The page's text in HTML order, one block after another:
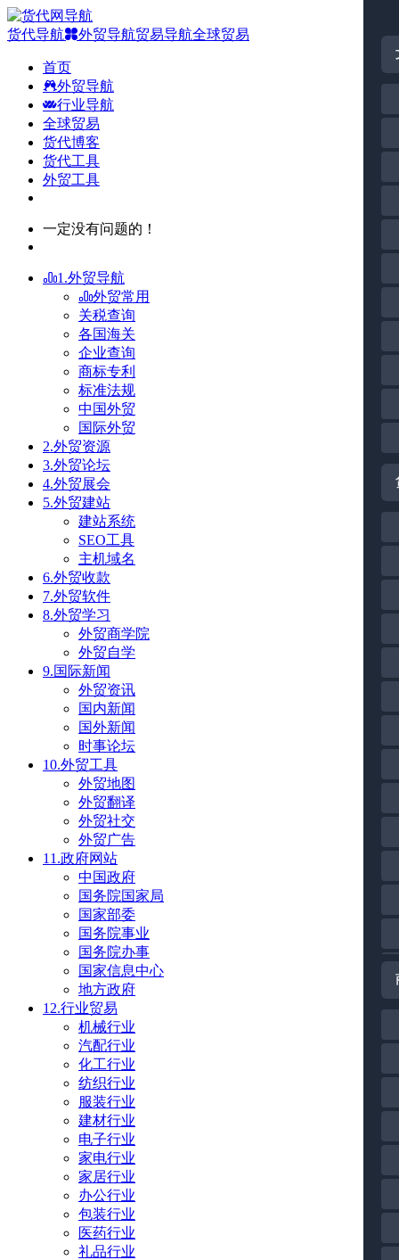
货代导航 外贸导航贸易导航全球贸易
首页
外贸导航
行业导航
全球贸易
货代博客
货代工具
外贸工具
一定没有问题的！
1.外贸导航
外贸常用
关税查询
各国海关
企业查询
商标专利
标准法规
中国外贸
国际外贸
2.外贸资源
3.外贸论坛
4.外贸展会
5.外贸建站
建站系统
SEO工具
主机域名
6.外贸收款
7.外贸软件
8.外贸学习
外贸商学院
外贸自学
9.国际新闻
外贸资讯
国内新闻
国外新闻
时事论坛
10.外贸工具
外贸地图
外贸翻译
外贸社交
外贸广告
11.政府网站
中国政府
国务院国家局
国家部委
国务院事业
国务院办事
国家信息中心
地方政府
12.行业贸易
机械行业
汽配行业
化工行业
纺织行业
服装行业
建材行业
电子行业
家电行业
家居行业
办公行业
包装行业
医药行业
礼品行业